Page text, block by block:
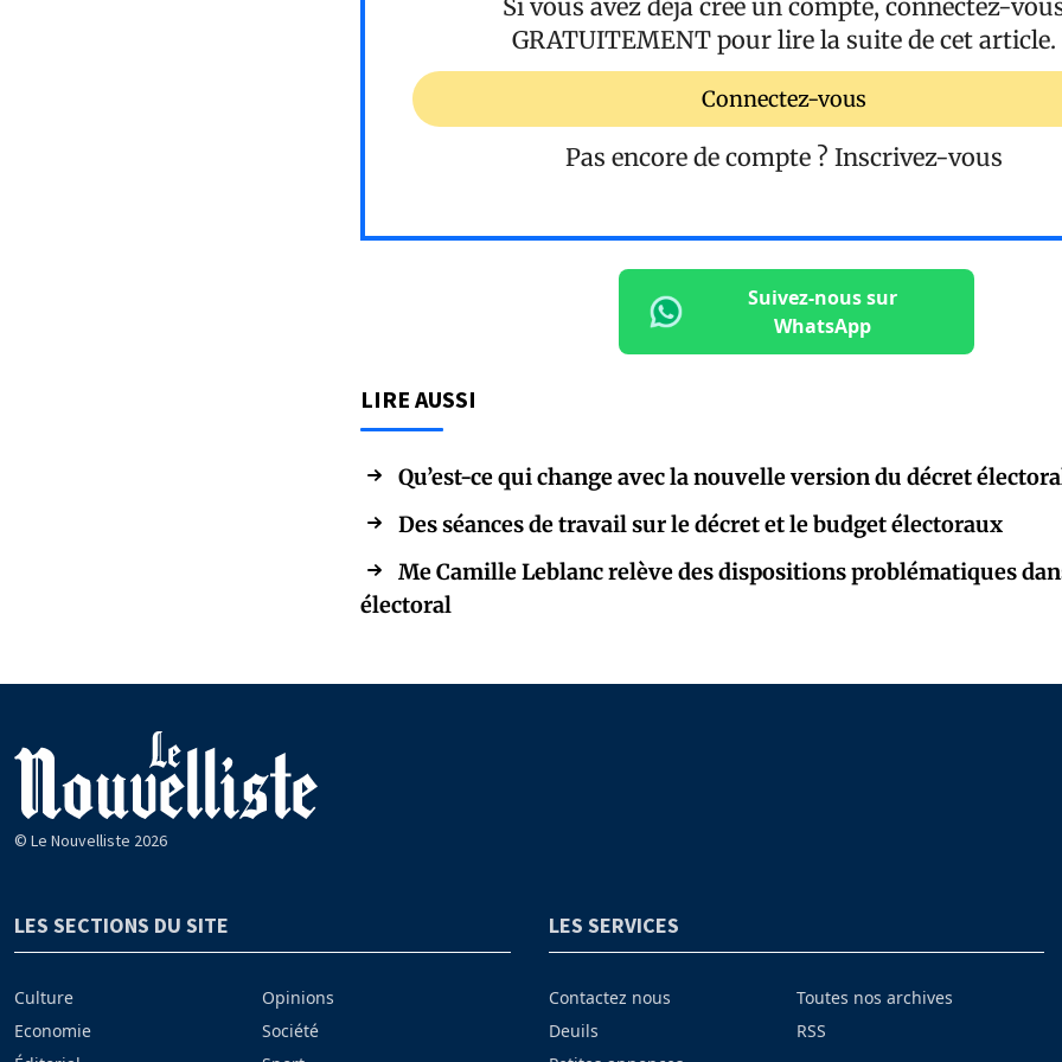
Si vous avez déjà créé un compte, connectez-
GRATUITEMENT pour lire la suite de cet article.
Connectez-vous
Pas encore de compte ? Inscrivez-vous
Suivez-nous sur
WhatsApp
LIRE AUSSI
Qu’est-ce qui change avec la nouvelle version du décret
Des séances de travail sur le décret et le budget électoraux
Me Camille Leblanc relève des dispositions problématiques
électoral
© Le Nouvelliste 2026
LES SECTIONS DU SITE
Culture
Economie
Opinions
Société
LES SERVICES
Contactez nous
Deuils
Toutes nos archives
RSS